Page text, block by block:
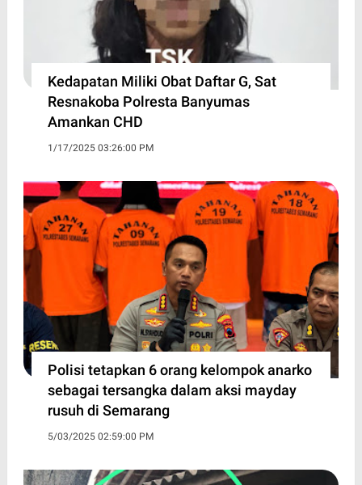
Kedapatan Miliki Obat Daftar G, Sat
Resnakoba Polresta Banyumas
Amankan CHD
1/17/2025 03:26:00 PM
Polisi tetapkan 6 orang kelompok anarko
sebagai tersangka dalam aksi mayday
rusuh di Semarang
5/03/2025 02:59:00 PM